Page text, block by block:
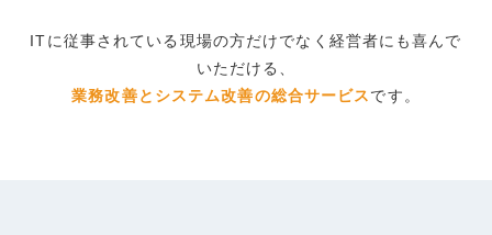
ITに従事されている現場の方だけでなく経営者にも喜んで
いただける、
業務改善とシステム改善の総合サービスです。